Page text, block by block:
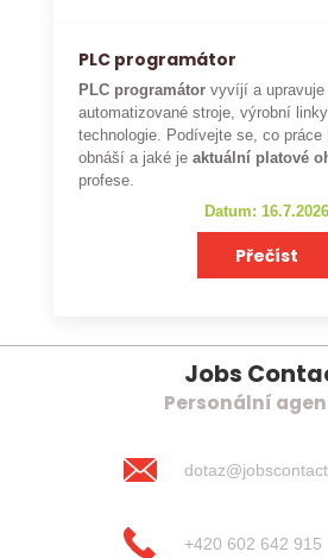
PLC programátor
PLC programátor vyvíjí a
automatizované stroje, výrobní
technologie. Podívejte se, co práce
obnáší a jaké je aktuální platové
profese.
Datum: 16.7.2026
Přečíst
Jobs
Personální
+420 602 642 915